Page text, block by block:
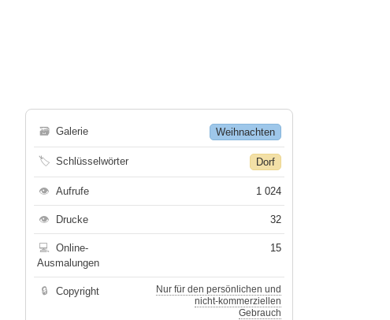
🗃 Galerie Weihnachten
🏷 Schlüsselwörter Dorf
👁 Aufrufe 1 024
👁 Drucke 32
💻
Online-
Ausmalungen
15
🔒 Copyright
Nur für den persönlichen und
nicht-kommerziellen
Gebrauch